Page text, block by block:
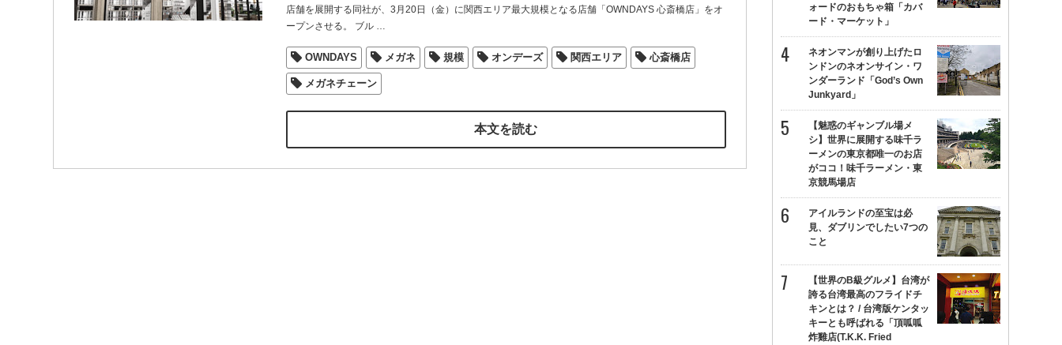
店舗を展開する同社が、3月20日（金）に関西エリア最大規模となる店舗「OWNDAYS 心斎橋店」をオ
ープンさせる。 ブル…
OWNDAYS メガネ 規模 オンデーズ 関西エリア 心斎橋店
メガネチェーン
本文を読む
ォードのおもちゃ箱「カバ
ード・マーケット」
ネオンマンが創り上げたロ
ンドンのネオンサイン・ワ
ンダーランド「God’s Own
Junkyard」
【魅惑のギャンブル場メ
シ】世界に展開する味千ラ
ーメンの東京都唯一のお店
がココ！味千ラーメン・東
京競馬場店
アイルランドの至宝は必
見、ダブリンでしたい7つの
こと
【世界のB級グルメ】台湾が
誇る台湾最高のフライドチ
キンとは？ / 台湾版ケンタッ
キーとも呼ばれる「頂呱呱
炸雞店(T.K.K. Fried